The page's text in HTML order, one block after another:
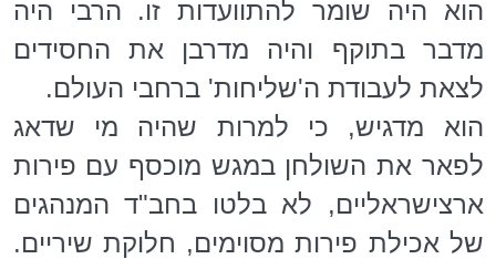
הוא היה שומר להתוועדות זו. הרבי היה
מדבר בתוקף והיה מדרבן את החסידים
לצאת לעבודת ה'שליחות' ברחבי העולם.
הוא מדגיש, כי למרות שהיה מי שדאג
לפאר את השולחן במגש מוכסף עם פירות
ארצישראליים, לא בלטו בחב"ד המנהגים
של אכילת פירות מסוימים, חלוקת שיריים.